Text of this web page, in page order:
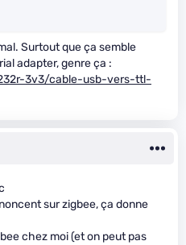
Surtout que ça semble
adapter, genre ça :
3v3/cable-usb-vers-ttl-
sur zigbee, ça donne
chez moi (et on peut pas